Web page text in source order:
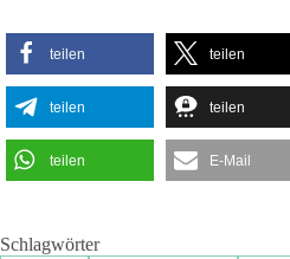
teilen teilen
teilen teilen
teilen E-Mail
Schlagwörter